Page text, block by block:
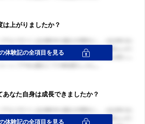
上がりましたか？
なた自身は成長できましたか？